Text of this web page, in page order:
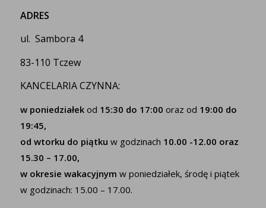
ADRES
ul. Sambora 4
83-110 Tczew
KANCELARIA CZYNNA:
w poniedziałekod 15:30 do 17:00 oraz od 19:00 do
19:45,
od wtorku do piątku w godzinach 10.00 -12.00 oraz
15.30 – 17.00,
w okresie wakacyjnym w poniedziałek, środę i piątek
w godzinach: 15.00 – 17.00.